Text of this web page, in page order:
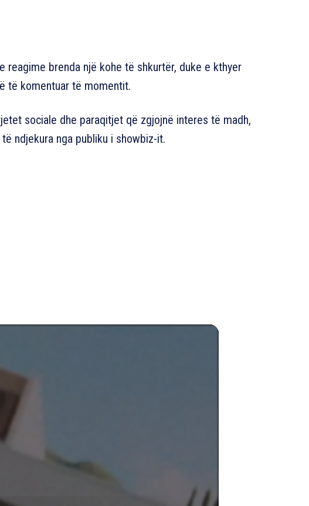
reagime brenda një kohe të shkurtër, duke e kthyer
të komentuar të momentit.
sociale dhe paraqitjet që zgjojnë interes të madh,
ndjekura nga publiku i showbiz-it.